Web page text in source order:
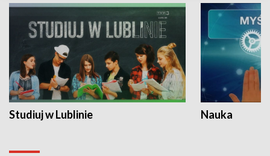
Studiuj w Lublinie Nauka